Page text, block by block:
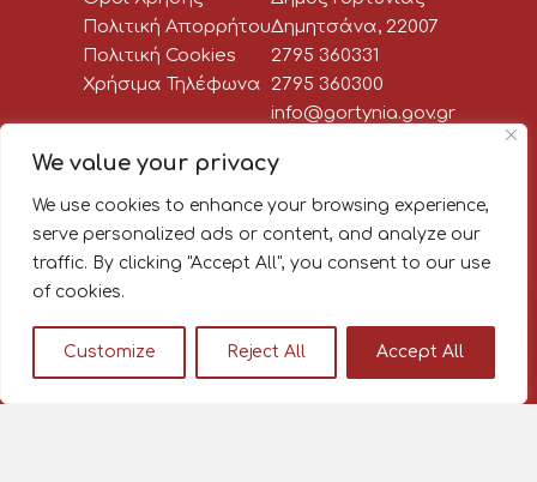
We value your privacy
We use cookies to enhance your browsing experience,
serve personalized ads or content, and analyze our
traffic. By clicking "Accept All", you consent to our use
of cookies.
Customize Reject All Accept All
Πολιτική Απορρήτου
Πολιτική Cookies
Χρήσιμα Τηλέφωνα
Δημητσάνα, 22007
2795 360331
2795 360300
info@gortynia.gov.gr
Social Media
Newsletter:
Κάνε εγγραφή στο newsletter
μαθαίνεις πρώτος όλα τα νέα!